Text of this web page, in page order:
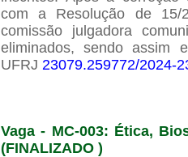
com a Resolução de 15/
comissão julgadora
eliminados, sendo assim
UFRJ 23079.259772/2024-
Vaga - MC-003: Ética,
(FINALIZADO )